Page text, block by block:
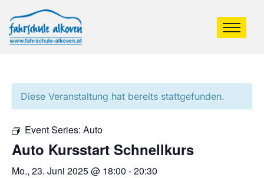
Diese Veranstaltung hat bereits stattgefunden.
Event Series: Auto
Auto Kursstart Schnellkurs
Mo., 23. Juni 2025 @ 18:00 -20:30